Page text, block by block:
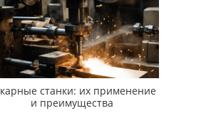
станки: их применение
и преимущества